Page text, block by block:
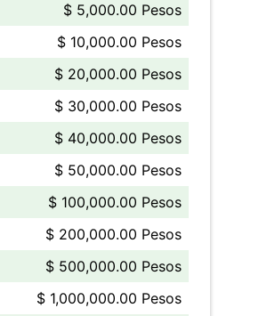
$ 5,000.00 Pesos
$ 10,000.00 Pesos
$ 20,000.00 Pesos
$ 30,000.00 Pesos
$ 40,000.00 Pesos
$ 50,000.00 Pesos
$ 100,000.00 Pesos
$ 200,000.00 Pesos
$ 500,000.00 Pesos
$ 1,000,000.00 Pesos